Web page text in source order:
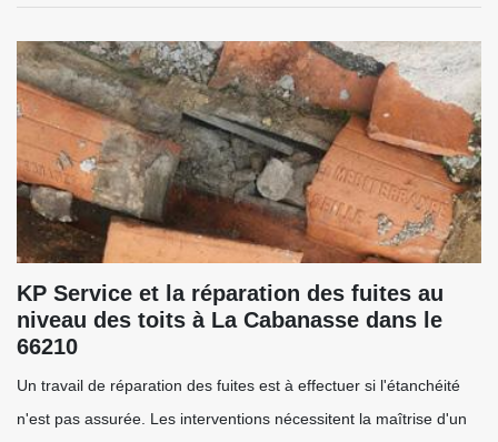
KP Service et la réparation des fuites au
niveau des toits à La Cabanasse dans le
66210
Un travail de réparation des fuites est à effectuer si l'étanchéité
n'est pas assurée. Les interventions nécessitent la maîtrise d'un